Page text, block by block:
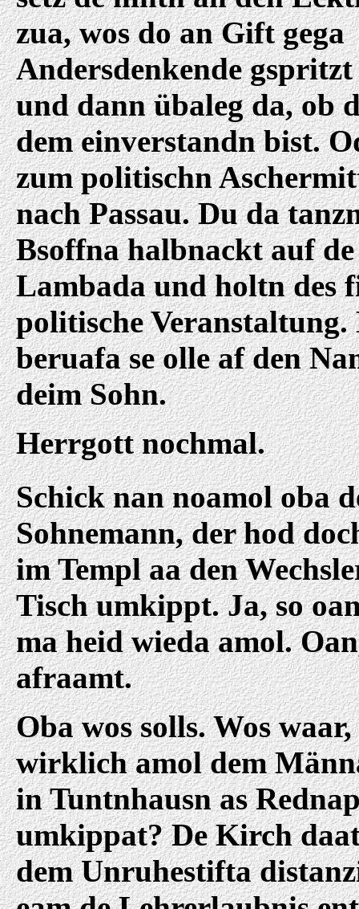
zua, wos do an Gift gega
Andersdenkende
und dann übaleg da, ob
dem einverstandn bist.
zum politischn
nach Passau. Du da
Bsoffna halbnackt auf
Lambada und holtn des
politische Veranstaltung.
beruafa se olle af den
deim Sohn.
Herrgott nochmal.
Schick nan noamol oba
Sohnemann, der hod
im Templ aa den
Tisch umkippt. Ja, so
ma heid wieda amol.
afraamt.
Oba wos solls. Wos
wirklich amol dem
in Tuntnhausn as
umkippat? De Kirch
dem Unruhestifta